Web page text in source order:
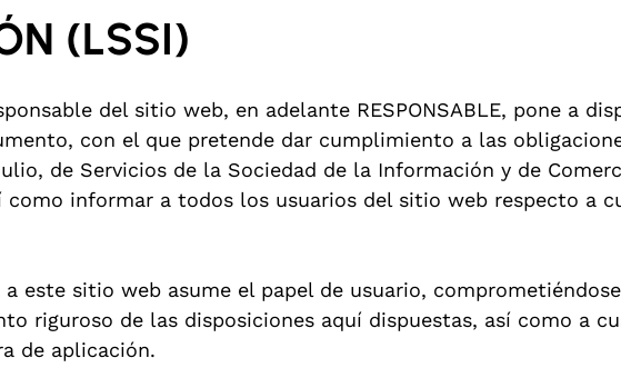
(LSSI)
del sitio web, en adelante RESPONSABLE, pone a
con el que pretende dar cumplimiento a las
de Servicios de la Sociedad de la Información y de
como informar a todos los usuarios del sitio web respecto a
a este sitio web asume el papel de usuario,
riguroso de las disposiciones aquí dispuestas, así como a
de aplicación.